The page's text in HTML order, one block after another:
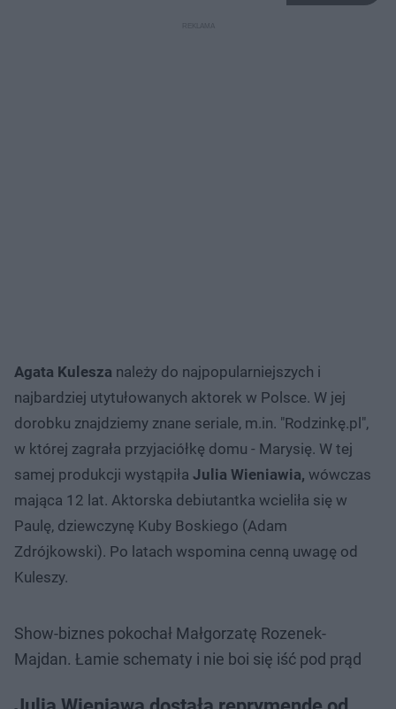
Agata Kulesza należy do najpopularniejszych i
najbardziej utytułowanych aktorek w Polsce. W jej
dorobku znajdziemy znane seriale, m.in. "Rodzinkę.pl",
w której zagrała przyjaciółkę domu - Marysię. W tej
samej produkcji wystąpiła Julia Wieniawia, wówczas
mająca 12 lat. Aktorska debiutantka wcieliła się w
Paulę, dziewczynę Kuby Boskiego (Adam
Zdrójkowski). Po latach wspomina cenną uwagę od
Kuleszy.
Show-biznes pokochał Małgorzatę Rozenek-
Majdan. Łamie schematy i nie boi się iść pod prąd